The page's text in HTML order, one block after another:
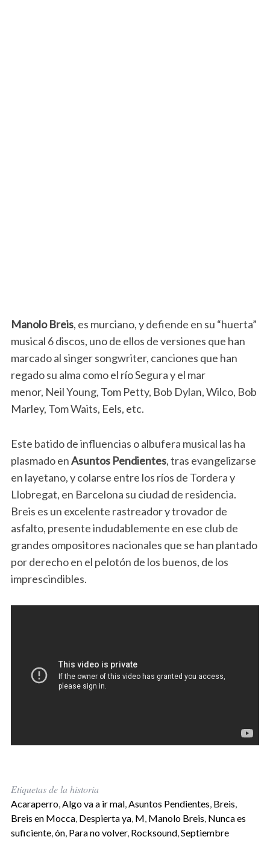
Manolo Breis, es murciano, y defiende en su “huerta”
musical 6 discos, uno de ellos de versiones que han
marcado al singer songwriter, canciones que han
regado su alma como el río Segura y el mar
menor, Neil Young, Tom Petty, Bob Dylan, Wilco, Bob
Marley, Tom Waits, Eels, etc.
Este batido de influencias o albufera musical las ha
plasmado enAsuntos Pendientes, tras evangelizarse
en layetano, y colarse entre los ríos de Tordera y
Llobregat, en Barcelona su ciudad de residencia.
Breis es un excelente rastreador y trovador de
asfalto, presente indudablemente en ese club de
grandes ompositores nacionales que se han plantado
por derecho en el pelotón de los buenos, de los
imprescindibles.
Etiquetas de la historia
Acaraperro, Algo va a ir mal, Asuntos Pendientes Breis
Breis en Mocca, Despierta ya, M Manolo Breis Nunca es
suficiente, ón, Para no volver, Rocksound, Septiembre